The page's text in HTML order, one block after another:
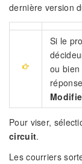
dernière version
Si le
ou
Pour viser,
circuit.
Les courriers